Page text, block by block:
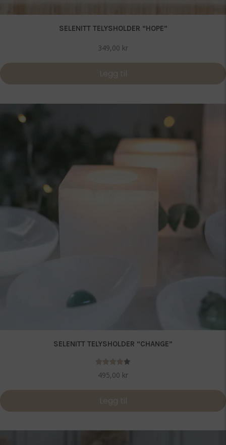
SELENITT TELYSHOLDER “HOPE”
349,00 kr
Legg til
SELENITT TELYSHOLDER “CHANGE”
4.00
495,00 kr
Legg til